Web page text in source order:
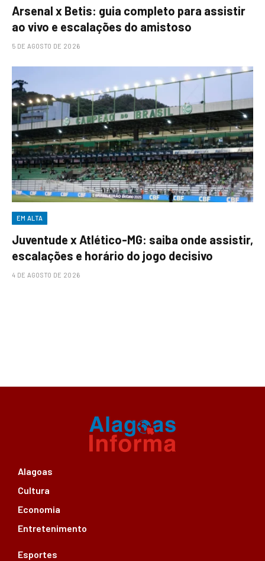
Arsenal x Betis: guia completo para assistir
ao vivo e escalações do amistoso
5 DE AGOSTO DE 2026
EM ALTA
Juventude x Atlético-MG: saiba onde assistir,
escalações e horário do jogo decisivo
4 DE AGOSTO DE 2026
Alagoas
Cultura
Economia
Entretenimento
Esportes